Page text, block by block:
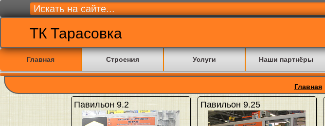
ТК Тарасовка
Главная Строения Услуги Наши партнёры
Главная
Павильон 9.2 Павильон 9.25